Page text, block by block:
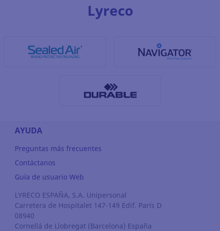
Lyreco
AYUDA
Preguntas más frecuentes
Contáctanos
Guía de usuario Web
LYRECO ESPAÑA, S.A. Unipersonal
Carretera de Hospitalet 147-149 Edif. París D
08940
Cornellá de Llobregat (Barcelona) España